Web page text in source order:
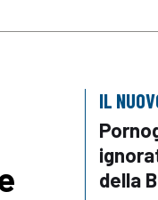
IL
della